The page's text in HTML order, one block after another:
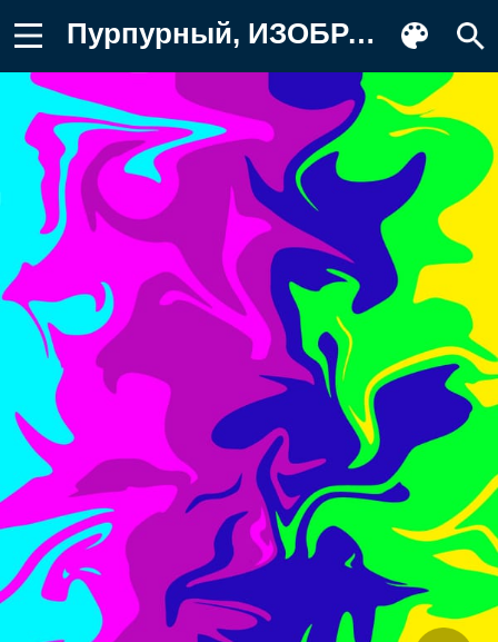
Пурпурный, ИЗОБРАЗИТЕЛЬНОЕ ИСКУССТВО Фото